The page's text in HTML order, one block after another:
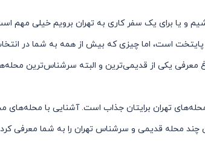
و یا برای یک سفر کاری به تهران برویم خیلی مهم
پایتخت است، اما چیزی که بیش از همه به شما در
یکی از قدیمی‌ترین و البته سرشناس‌ترین
تهران برایتان جذاب است. آشنایی با
محله قدیمی و سرشناس تهران را به شما معرفی